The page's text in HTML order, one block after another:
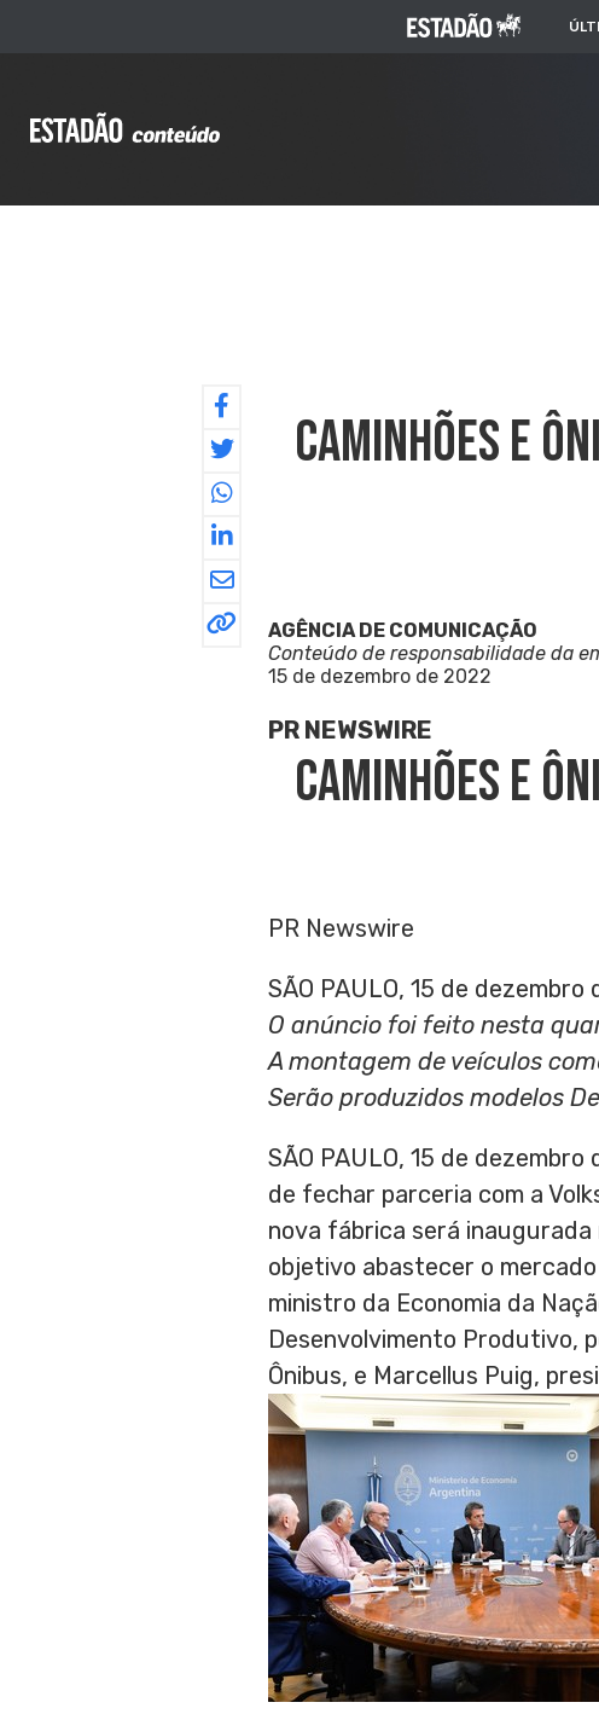
Caminhões E
AGÊNCIA DE COMUNICAÇÃO
Conteúdo de responsabilidade da
15 de dezembro de 2022
PR NEWSWIRE
Caminhões E
PR Newswire
SÃO PAULO, 15 de dezembro
O anúncio foi feito nesta
A montagem de veículos
Serão produzidos modelos
SÃO PAULO, 15 de dezembro
de fechar parceria com a
nova fábrica será
objetivo abastecer o
ministro da Economia da
Desenvolvimento Produtivo,
Ônibus, e Marcellus Puig,